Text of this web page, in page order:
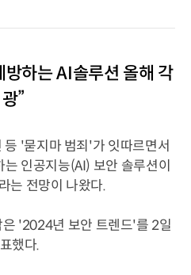
하는 AI솔루션 올해 각
광”
'묻지마 범죄'가 잇따르면서
인공지능(AI) 보안 솔루션이
는 전망이 나왔다.
'2024년 보안 트렌드'를 2일
했다.